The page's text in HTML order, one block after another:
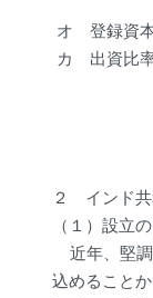
オ 登録資
カ 出資比
２ インド共
（１）設立
近年、堅調
込めること